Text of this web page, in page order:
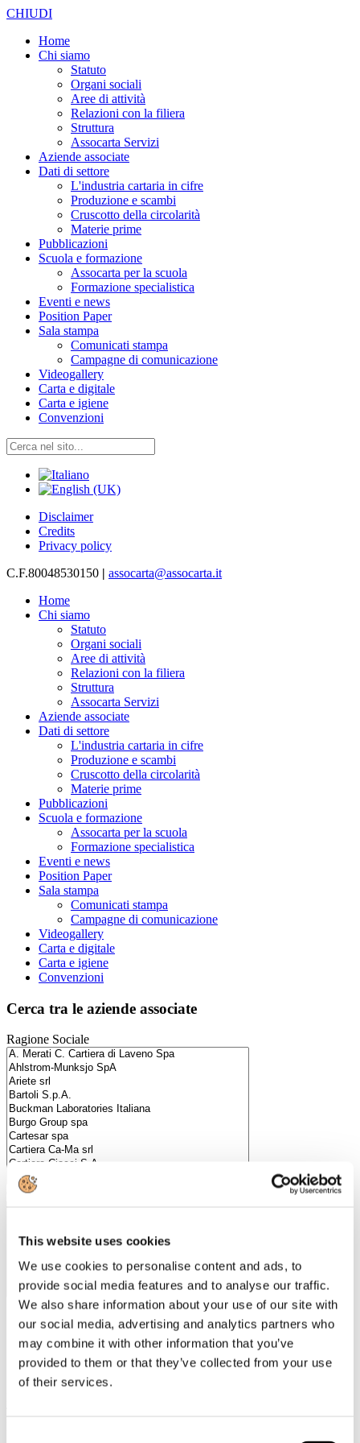
This website uses cookies
We use cookies to personalise content and ads, to
provide social media features and to analyse our traffic.
We also share information about your use of our site with
our social media, advertising and analytics partners who
may combine it with other information that you’ve
provided to them or that they’ve collected from your use
of their services.
CHIUDI
Home
Chi siamo
Statuto
Organi sociali
Aree di attività
Relazioni con la filiera
Struttura
Assocarta Servizi
Aziende associate
Dati di settore
L'industria cartaria in cifre
Produzione e scambi
Cruscotto della circolarità
Materie prime
Pubblicazioni
Scuola e formazione
Assocarta per la scuola
Formazione specialistica
Eventi e news
Position Paper
Sala stampa
Comunicati stampa
Campagne di comunicazione
Videogallery
Carta e digitale
Carta e igiene
Convenzioni
Disclaimer
Credits
Privacy policy
C.F.80048530150 | assocarta@assocarta.it
Home
Chi siamo
Statuto
Organi sociali
Aree di attività
Relazioni con la filiera
Struttura
Assocarta Servizi
Aziende associate
Dati di settore
L'industria cartaria in cifre
Produzione e scambi
Cruscotto della circolarità
Materie prime
Pubblicazioni
Scuola e formazione
Assocarta per la scuola
Formazione specialistica
Eventi e news
Position Paper
Sala stampa
Comunicati stampa
Campagne di comunicazione
Videogallery
Carta e digitale
Carta e igiene
Convenzioni
Cerca tra le aziende associate
Ragione Sociale
Categorie merceologiche
Scopri i Soci Aggregati
Milano